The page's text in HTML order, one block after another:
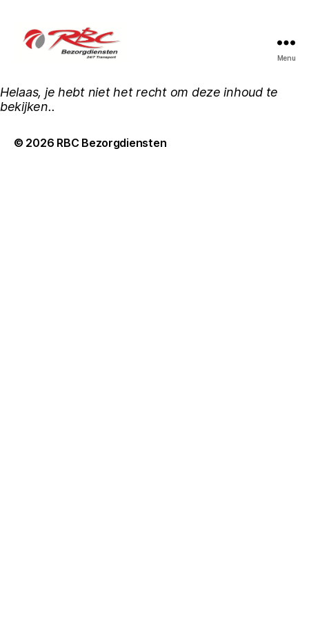
Menu
Helaas, je hebt niet het recht om deze inhoud te
bekijken..
© 2026 RBC Bezorgdiensten